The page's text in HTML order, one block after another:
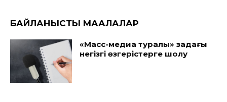
БАЙЛАНЫСТЫ МАҚАЛАЛАР
«Масс-медиа туралы» заңдағы
негізгі өзгерістерге шолу